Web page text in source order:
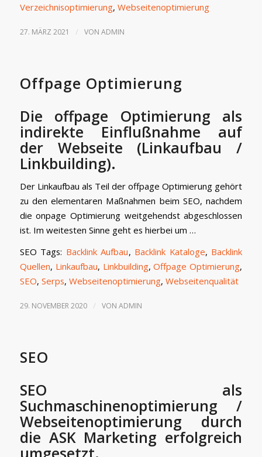
Verzeichnisoptimierung, Webseitenoptimierung
27. MÄRZ 2021 / VON ADMIN
Offpage Optimierung
Die offpage Optimierung als
indirekte Einflußnahme auf
der Webseite (Linkaufbau /
Linkbuilding).
Der Linkaufbau als Teil der offpage Optimierung gehört
zu den elementaren Maßnahmen beim SEO, nachdem
die onpage Optimierung weitgehendst abgeschlossen
ist. Im weitesten Sinne geht es hierbei um …
SEO Tags: Backlink Aufbau, Backlink Kataloge, Backlink
Quellen, Linkaufbau, Linkbuilding,Offpage Optimierung,
SEO, Serps, Webseitenoptimierung, Webseitenqualität
29. NOVEMBER 2020 / VON ADMIN
SEO
SEO als
Suchmaschinenoptimierung /
Webseitenoptimierung durch
die ASK Marketing erfolgreich